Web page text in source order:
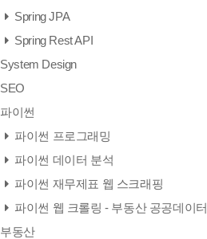
Spring JPA
Spring Rest API
System Design
SEO
파이썬
파이썬 프로그래밍
파이썬 데이터 분석
파이썬 재무제표 웹 스크래핑
파이썬 웹 크롤링 - 부동산 공공데이터
부동산